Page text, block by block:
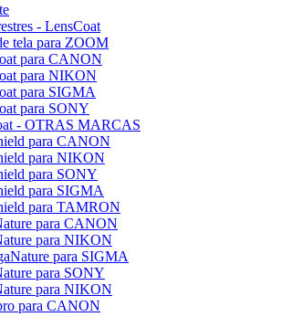
- LensCoat
tela para ZOOM
para CANON
para NIKON
para SIGMA
para SONY
- OTRAS MARCAS
para CANON
para NIKON
para SONY
para SIGMA
para TAMRON
para CANON
para NIKON
para SIGMA
para SONY
para NIKON
para CANON